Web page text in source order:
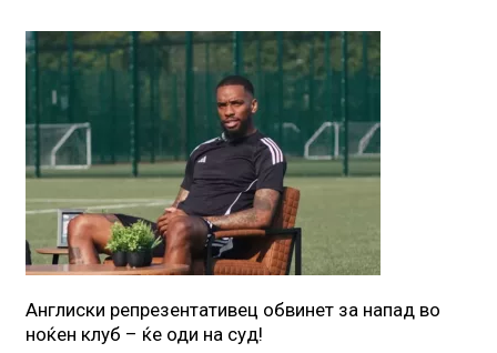
Англиски репрезентативец обвинет за напад во
ноќен клуб – ќе оди на суд!